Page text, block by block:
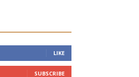
LIKE
SUBSCRIBE